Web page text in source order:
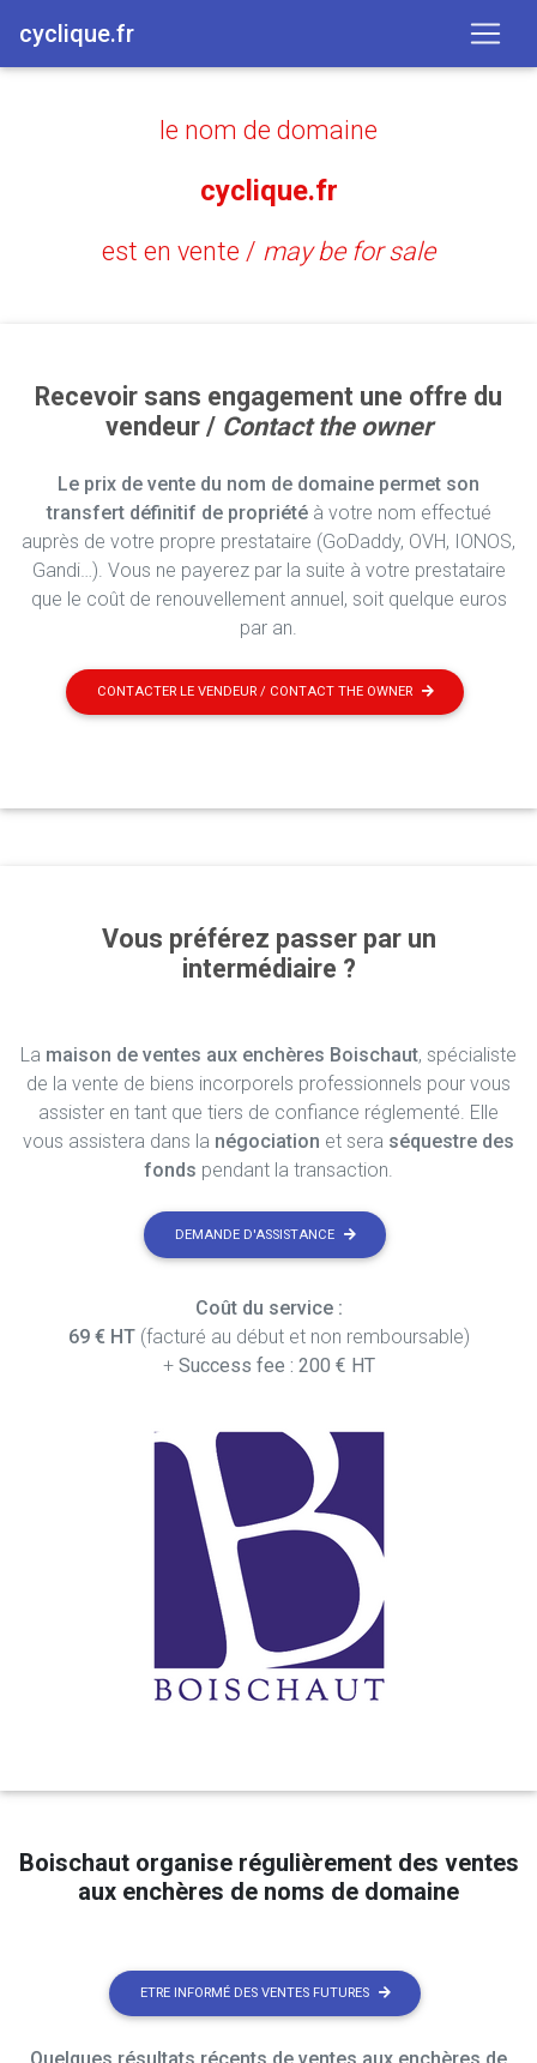
cyclique.fr
le nom de domaine
cyclique.fr
est en vente / may be for sale
Recevoir sans engagement une offre du
vendeur / Contact the owner
Le prix de vente du nom de domaine permet son
transfert définitif de propriétéà votre nom effectué
auprès de votre propre prestataire (GoDaddy, OVH, IONOS,
Gandi…). Vous ne payerez par la suite à votre prestataire
que le coût de renouvellement annuel, soit quelque euros
par an.
CONTACTER LE VENDEUR / CONTACT THE OWNER
Vous préférez passer par un
intermédiaire ?
La maison de ventes aux enchères Boischaut, spécialiste
de la vente de biens incorporels professionnels pour vous
assister en tant que tiers de confiance réglementé. Elle
vous assistera dans la négociation et sera séquestre des
fonds pendant la transaction.
DEMANDE D'ASSISTANCE
Coût du service :
69 € HT(facturé au début et non remboursable)
+ Success fee : 200 € HT
Boischaut organise régulièrement des ventes
aux enchères de noms de domaine
ETRE INFORMÉ DES VENTES FUTURES